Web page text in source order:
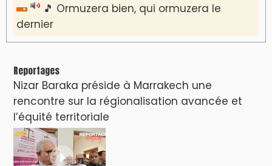
🎵 Ormuzera bien, qui ormuzera le
dernier
Reportages
Nizar Baraka préside à Marrakech une
rencontre sur la régionalisation avancée et
l’équité territoriale